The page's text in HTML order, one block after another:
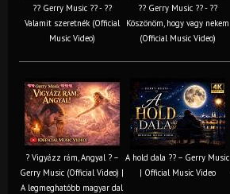
?? Gerry Music ?? - ??
Valamit szeretnék (Official
Music Video)
?? Gerry Music ?? - ??
Köszönöm, hogy vagy nekem
(Official Music Video)
? Vigyázz rám, Angyal ? –
Gerry Music (Official Video) |
A legmeghatóbb magyar dal
A hold dala ?? – Gerry Music
| Official Music Video